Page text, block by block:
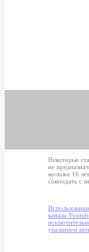
Некоторые
не
моложе 16
совподать с
канала
указанием